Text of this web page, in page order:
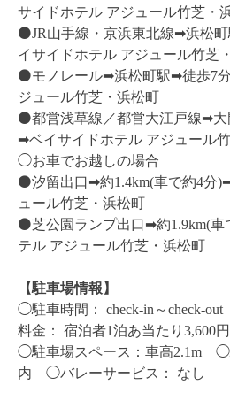
サイドホテル アジュール竹芝・
⚫️JR山手線・京浜東北線➡︎浜松
イサイドホテル アジュール竹芝
⚫️モノレール➡︎浜松町駅➡︎徒歩7
ジュール竹芝・浜松町
⚫️都営浅草線／都営大江戸線➡︎
➡︎ベイサイドホテル アジュール
◯お車でお越しの場合
⚫️汐留出口➡︎約1.4km(車で約4分
ュール竹芝・浜松町
⚫️芝公園ランプ出口➡︎約1.9km(
テル アジュール竹芝・浜松町
【駐車場情報】
◯駐車時間： check-in～check-
料金： 宿泊者1泊あ当たり3,600円
◯駐車場スペース：車高2.1m ◯
内 ◯バレーサービス： なし